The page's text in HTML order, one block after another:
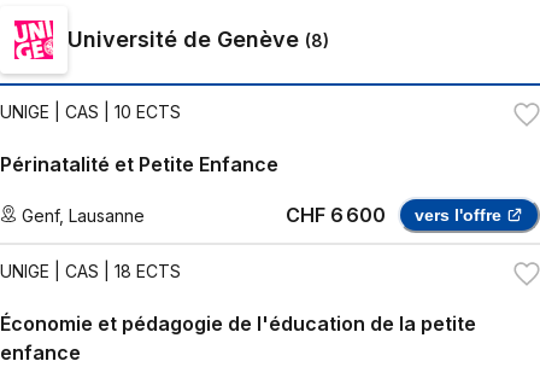
Université de Genève (8)
UNIGE | CAS | 10 ECTS
Périnatalité et Petite Enfance
Genf, Lausanne CHF 6 600 vers l'offre
UNIGE | CAS | 18 ECTS
Économie et pédagogie de l'éducation de la petite
enfance